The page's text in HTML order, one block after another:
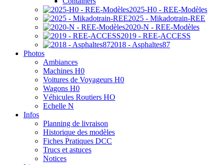
2025-H0 - REE-Modèles
2025 - Mikadotrain-REE
2020-N - REE-Modèles
2019 - REE-ACCESS
2018 - Asphaltes87
Photos
Ambiances
Machines H0
Voitures de Voyageurs H0
Wagons H0
Véhicules Routiers HO
Echelle N
Infos
Planning de livraison
Historique des modèles
Fiches Pratiques DCC
Trucs et astuces
Notices